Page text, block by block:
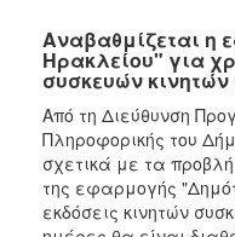
2022
2021
2020
2019
2018
Αναβαθμίζεται η
Ηρακλείου" για
συσκευών
Από τη Διεύθυνση
Πληροφορικής του
σχετικά με τα
της εφαρμογής
εκδόσεις κινητών